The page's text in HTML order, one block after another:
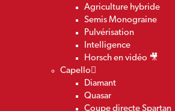
Agriculture hybride
Semis Monograine
Pulvérisation
Intelligence
Horsch en vidéo 🎥
Capello
Diamant
Quasar
Coupe directe Spartan